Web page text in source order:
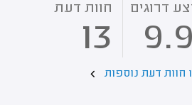
דרוגים חוות דעת
13
חוות דעת נוספות